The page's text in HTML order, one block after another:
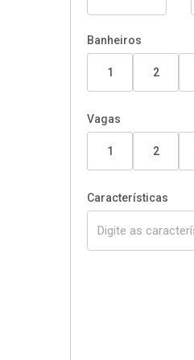
Banheiros
1 2
Vagas
1 2
Características